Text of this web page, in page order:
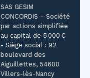
SAS GESIM
CONCORDIS – Société
par actions simplifiée
au capital de 5 000 €
- Siège social : 92
boulevard des
Aiguillettes, 54600
Villers-lès-Nancy